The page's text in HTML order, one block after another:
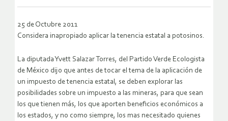
25 de Octubre 2011
Considera inapropiado aplicar la tenencia estatal a potosinos.
La diputada Yvett Salazar Torres, del Partido Verde Ecologista
de México dijo que antes de tocar el tema de la aplicación de
un impuesto de tenencia estatal, se deben explorar las
posibilidades sobre un impuesto a las mineras, para que sean
los que tienen más, los que aporten beneficios económicos a
los estados, y no como siempre, los mas necesitado quienes